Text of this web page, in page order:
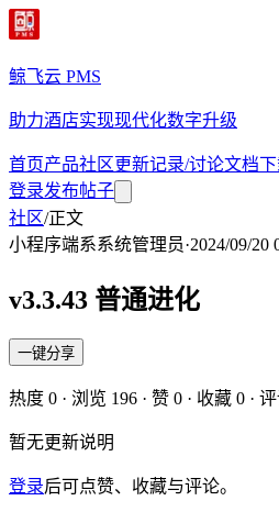
鲸飞云 PMS
助力酒店实现现代化数字升级
首页产品社区更新记录/讨论文档
登录发布帖子
社区/正文
小程序端系系统管理员·2024/09/20
v3.3.43 普通进化
一键分享
热度 0 · 浏览 196 · 赞 0 · 收藏 0 ·
暂无更新说明
登录后可点赞、收藏与评论。